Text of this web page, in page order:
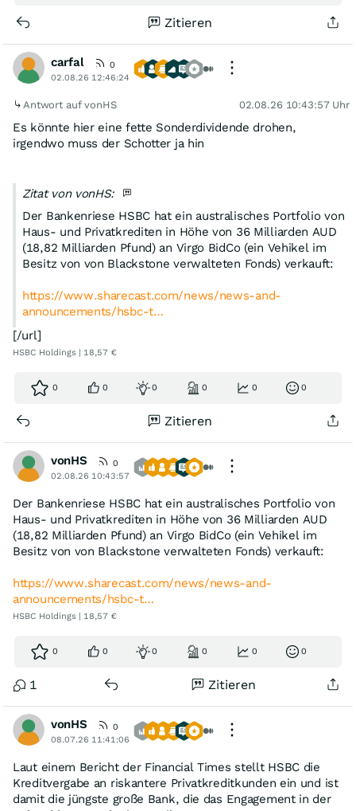
Zitieren
carfal
0
02.08.26 12:46:24
Antwort auf vonHS 02.08.26 10:43:57 Uhr
Es könnte hier eine fette Sonderdividende drohen,
irgendwo muss der Schotter ja hin
Zitat von vonHS:
Der Bankenriese HSBC hat ein australisches Portfolio von
Haus- und Privatkrediten in Höhe von 36 Milliarden AUD
(18,82 Milliarden Pfund) an Virgo BidCo (ein Vehikel im
Besitz von von Blackstone verwalteten Fonds) verkauft:
https://www.sharecast.com/news/news-and-
announcements/hsbc-t…
[/url]
HSBC Holdings | 18,57 €
0 0 0 0 0 0
Zitieren
vonHS
0
02.08.26 10:43:57
Der Bankenriese HSBC hat ein australisches Portfolio von
Haus- und Privatkrediten in Höhe von 36 Milliarden AUD
(18,82 Milliarden Pfund) an Virgo BidCo (ein Vehikel im
Besitz von von Blackstone verwalteten Fonds) verkauft:
https://www.sharecast.com/news/news-and-
announcements/hsbc-t…
HSBC Holdings | 18,57 €
0 0 0 0 0 0
1 Zitieren
vonHS
0
08.07.26 11:41:06
Laut einem Bericht der Financial Times stellt HSBC die
Kreditvergabe an riskantere Privatkreditkunden ein und ist
damit die jüngste große Bank, die das Engagement in der